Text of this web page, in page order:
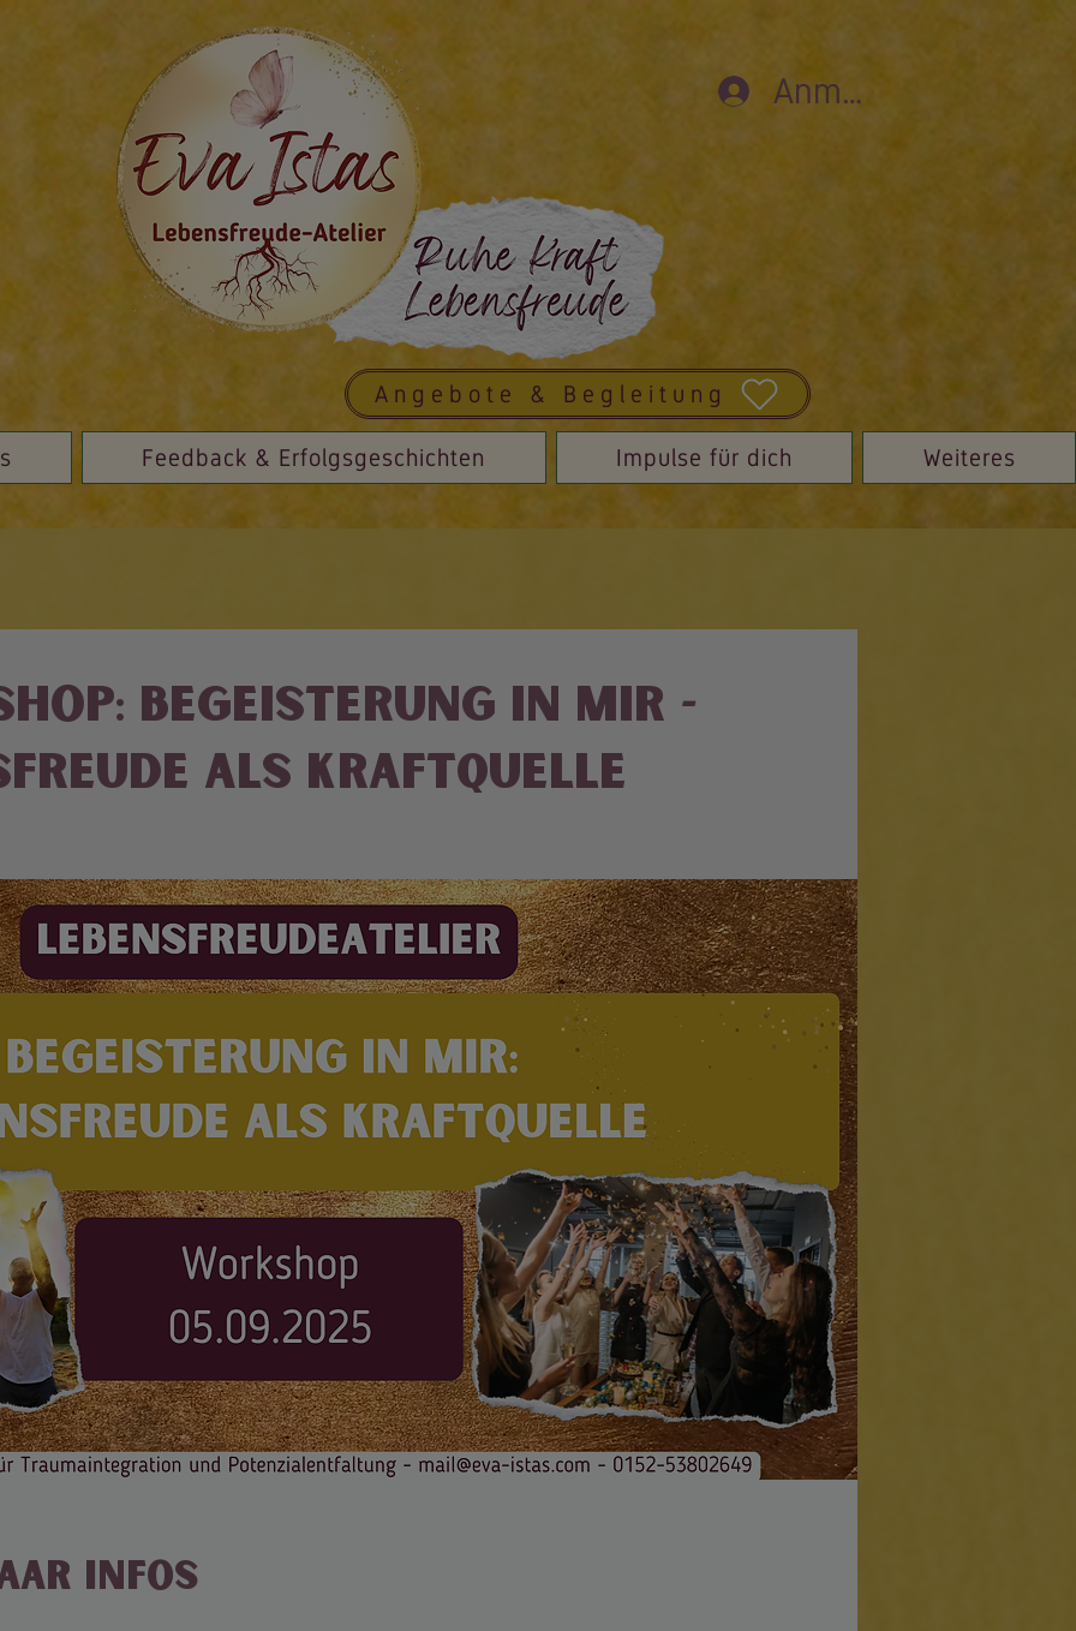
Angebote & Begleitung
Anmelden
Feedback & Erfolgsgeschichten Impulse für dich Weiteres
Begeisterung in mir -
als Kraftquelle
Infos